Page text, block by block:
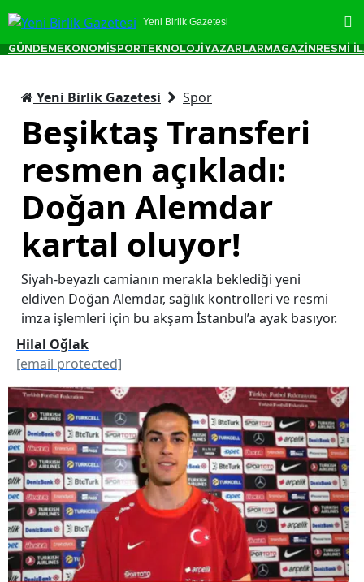
Yeni Birlik Gazetesi
GÜNDEM EKONOMİ SPORTEKNOLOJİ YAZARLAR MAGAZİN RESMİ
Yeni Birlik Gazetesi Spor
Beşiktaş Transferi
resmen açıkladı:
Doğan Alemdar
kartal oluyor!
Siyah-beyazlı camianın merakla beklediği yeni
eldiven Doğan Alemdar, sağlık kontrolleri ve resmi
imza işlemleri için bu akşam İstanbul’a ayak basıyor.
Hilal Oğlak
[email protected]